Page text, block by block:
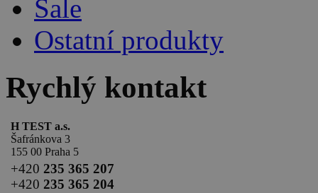
Sale
Ostatní produkty
Rychlý kontakt
H TEST a.s.
Šafránkova 3
155 00 Praha 5
+420 235 365 207
+420 235 365 204